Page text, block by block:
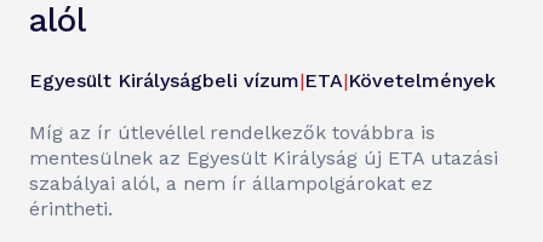
alól
Egyesült Királyságbeli vízum|ETA|Követelmények
Míg az ír útlevéllel rendelkezők továbbra is
mentesülnek az Egyesült Királyság új ETA utazási
szabályai alól, a nem ír állampolgárokat ez
érintheti.